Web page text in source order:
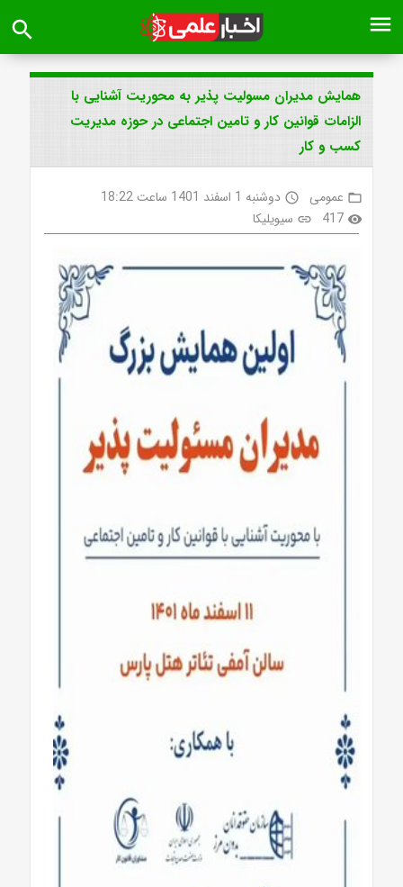
menu
search
همایش مدیران مسولیت پذیر به محوریت آشنایی با
الزامات قوانین کار و تامین اجتماعی در حوزه مدیریت
کسب و کار
folder_open عمومی access_time دوشنبه 1 اسفند 1401 ساعت 18:22
visibility
417
link سیویلیکا